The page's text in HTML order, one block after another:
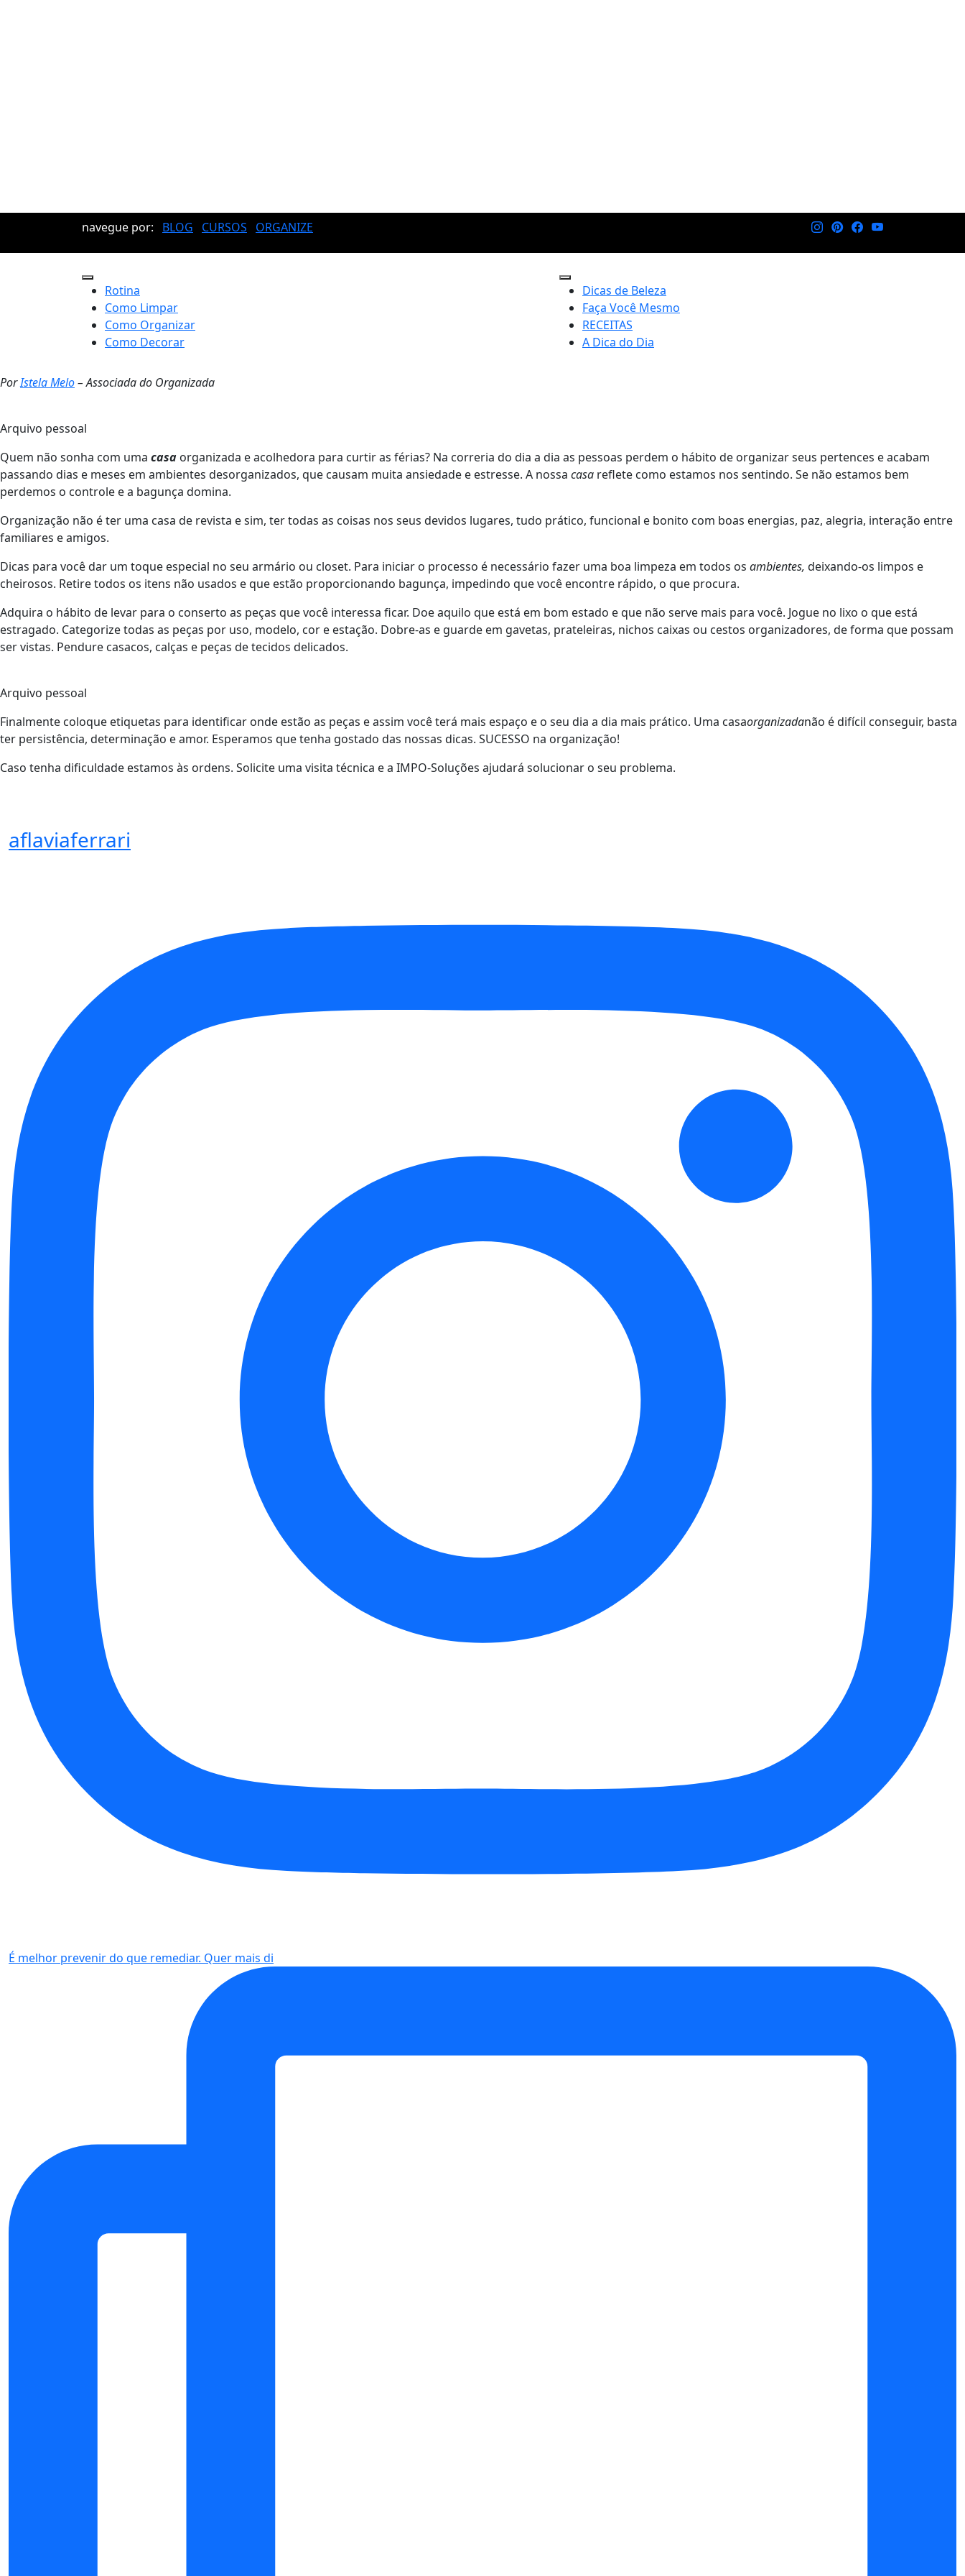
navegue por: BLOG CURSOS ORGANIZE
Rotina
Como Limpar
Como Organizar
Como Decorar
Dicas de Beleza
Faça Você Mesmo
RECEITAS
A Dica do Dia
PorIstela Melo– Associada do Organizada
Arquivo pessoal
Quem não sonha com uma casa organizada e acolhedora para curtir as férias? Na correria do dia a dia as pessoas perdem o hábito de organizar seus pertences e acabam
passando dias e meses em ambientes desorganizados, que causam muita ansiedade e estresse. A nossa casa reflete como estamos nos sentindo. Se não estamos bem
perdemos o controle e a bagunça domina.
Organização não é ter uma casa de revista e sim, ter todas as coisas nos seus devidos lugares, tudo prático, funcional e bonito com boas energias, paz, alegria, interação entre
familiares e amigos.
Dicas para você dar um toque especial no seu armário ou closet. Para iniciar o processo é necessário fazer uma boa limpeza em todos os ambientes, deixando-os limpos e
cheirosos. Retire todos os itens não usados e que estão proporcionando bagunça, impedindo que você encontre rápido, o que procura.
Adquira o hábito de levar para o conserto as peças que você interessa ficar. Doe aquilo que está em bom estado e que não serve mais para você. Jogue no lixo o que está
estragado. Categorize todas as peças por uso, modelo, cor e estação. Dobre-as e guarde em gavetas, prateleiras, nichos caixas ou cestos organizadores, de forma que possam
ser vistas. Pendure casacos, calças e peças de tecidos delicados.
Arquivo pessoal
Finalmente coloque etiquetas para identificar onde estão as peças e assim você terá mais espaço e o seu dia a dia mais prático. Uma casaorganizadanão é difícil conseguir, basta
ter persistência, determinação e amor. Esperamos que tenha gostado das nossas dicas. SUCESSO na organização!
Caso tenha dificuldade estamos às ordens. Solicite uma visita técnica e a IMPO-Soluções ajudará solucionar o seu problema.
aflaviaferrari
É melhor prevenir do que remediar. Quer mais di